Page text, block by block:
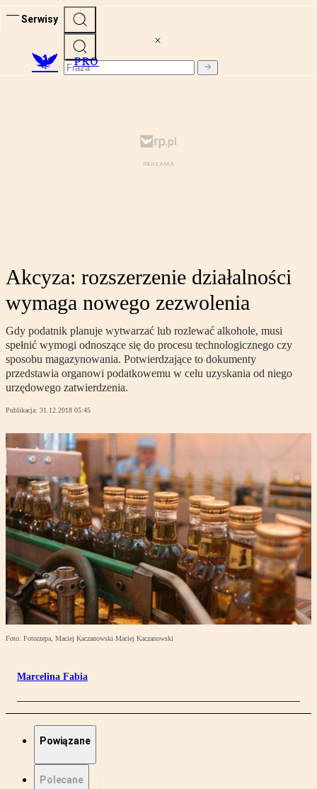
Serwisy
PRO
Akcyza: rozszerzenie działalności
wymaga nowego zezwolenia
Gdy podatnik planuje wytwarzać lub rozlewać alkohole, musi
spełnić wymogi odnoszące się do procesu technologicznego czy
sposobu magazynowania. Potwierdzające to dokumenty
przedstawia organowi podatkowemu w celu uzyskania od niego
urzędowego zatwierdzenia.
Publikacja: 31.12.2018 05:45
Foto: Fotorzepa, Maciej Kaczanowski Maciej Kaczanowski
Marcelina Fabia
Powiązane
Polecane